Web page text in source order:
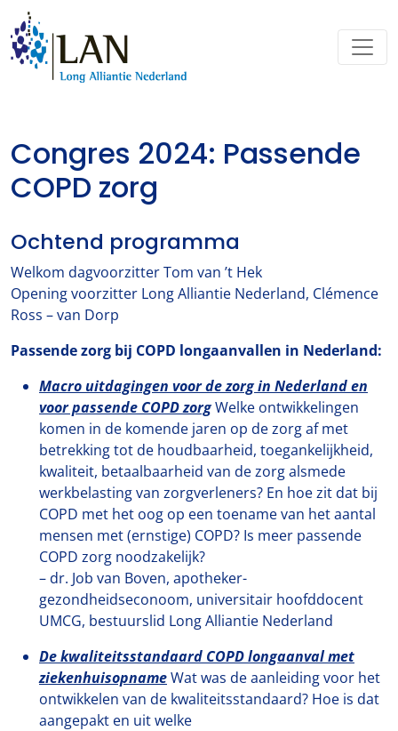
Congres 2024: Passende
COPD zorg
Ochtend programma
Welkom dagvoorzitter Tom van ’t Hek
Opening voorzitter Long Alliantie Nederland, Clémence
Ross – van Dorp
Passende zorg bij COPD longaanvallen in Nederland:
Macro uitdagingen voor de zorg in Nederland en
voor passende COPD zorgWelke ontwikkelingen
komen in de komende jaren op de zorg af met
betrekking tot de houdbaarheid, toegankelijkheid,
kwaliteit, betaalbaarheid van de zorg alsmede
werkbelasting van zorgverleners? En hoe zit dat bij
COPD met het oog op een toename van het aantal
mensen met (ernstige) COPD? Is meer passende
COPD zorg noodzakelijk?
– dr. Job van Boven, apotheker-
gezondheidseconoom, universitair hoofddocent
UMCG, bestuurslid Long Alliantie Nederland
De kwaliteitsstandaard COPD longaanval met
ziekenhuisopnameWat was de aanleiding voor het
ontwikkelen van de kwaliteitsstandaard? Hoe is dat
aangepakt en uit welke